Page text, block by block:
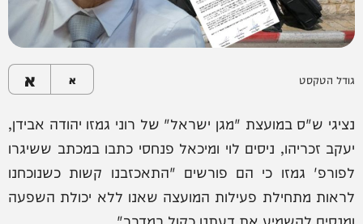
גודל הטקסט א א
נציגי ש"ס במועצת "מגן ישראל" של רוני גמזו יהודה אבידן,
יעקב זכריהו, ניסים לוי ומיכאל פנחסי כתבו במכתב ששיגרו
לפורפ' גמזו כי הם פורשים "התאכזבנו קשות כשנוכחנו
לראות מתחילת פעילות המועצה שאנו ללא יכולת השפעה